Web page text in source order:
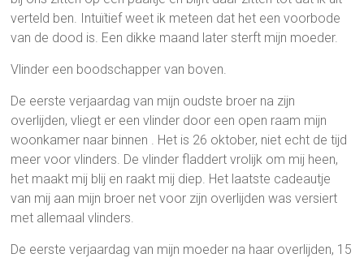
verteld ben. Intuïtief weet ik meteen dat het een voorbode
van de dood is. Een dikke maand later sterft mijn moeder.
Vlinder een boodschapper van boven.
De eerste verjaardag van mijn oudste broer na zijn
overlijden, vliegt er een vlinder door een open raam mijn
woonkamer naar binnen . Het is 26 oktober, niet echt de tijd
meer voor vlinders. De vlinder fladdert vrolijk om mij heen,
het maakt mij blij en raakt mij diep. Het laatste cadeautje
van mij aan mijn broer net voor zijn overlijden was versiert
met allemaal vlinders.
De eerste verjaardag van mijn moeder na haar overlijden, 15